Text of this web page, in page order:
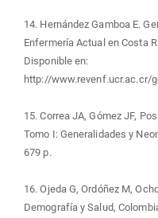
14. Hernández Gamboa E.
Enfermería Actual en Costa
Disponible en:
http://www.revenf.ucr.ac.cr/
15. Correa JA, Gómez JF,
Tomo I: Generalidades y
679 p.
16. Ojeda G, Ordóñez M,
Demografía y Salud,